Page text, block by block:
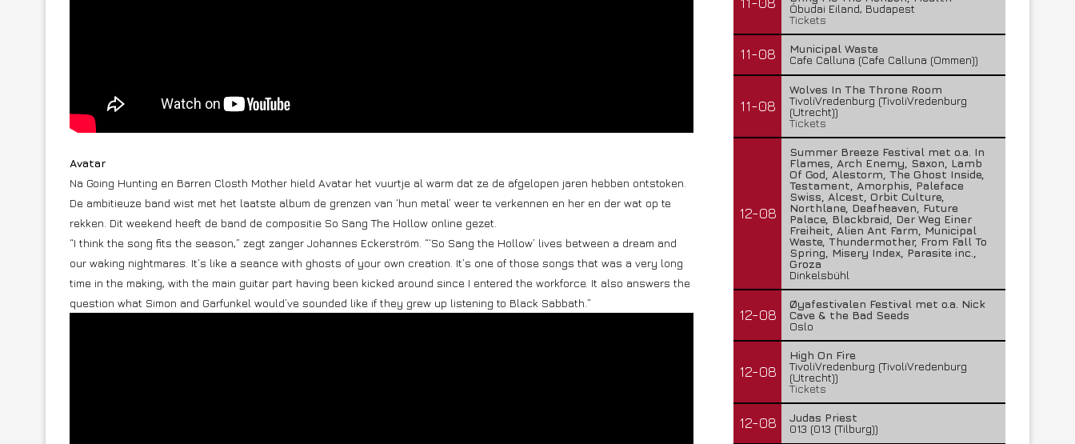
Avatar
Na Going Hunting en Barren Closth Mother hield Avatar het vuurtje al warm dat ze de afgelopen jaren hebben ontstoken.
De ambitieuze band wist met het laatste album de grenzen van ‘hun metal’ weer te verkennen en her en der wat op te
rekken. Dit weekend heeft de band de compositie So Sang The Hollow online gezet.
“I think the song fits the season,” zegt zanger Johannes Eckerström. “‘So Sang the Hollow’ lives between a dream and
our waking nightmares. It’s like a seance with ghosts of your own creation. It’s one of those songs that was a very long
time in the making, with the main guitar part having been kicked around since I entered the workforce. It also answers the
question what Simon and Garfunkel would’ve sounded like if they grew up listening to Black Sabbath.”
Óbudai Eiland, Budapest
Tickets
11-08
Municipal Waste
Cafe Calluna (Cafe Calluna (Ommen))
11-08
Wolves In The Throne Room
TivoliVredenburg (TivoliVredenburg
(Utrecht))
Tickets
12-08
Summer Breeze Festival met o.a. In
Flames, Arch Enemy, Saxon, Lamb
Of God, Alestorm, The Ghost Inside,
Testament, Amorphis, Paleface
Swiss, Alcest, Orbit Culture,
Northlane, Deafheaven, Future
Palace, Blackbraid, Der Weg Einer
Freiheit, Alien Ant Farm, Municipal
Waste, Thundermother, From Fall To
Spring, Misery Index, Parasite inc.,
Groza
Dinkelsbühl
12-08
Øyafestivalen Festival met o.a. Nick
Cave & the Bad Seeds
Oslo
12-08
High On Fire
TivoliVredenburg (TivoliVredenburg
(Utrecht))
Tickets
12-08
Judas Priest
013 (013 (Tilburg))